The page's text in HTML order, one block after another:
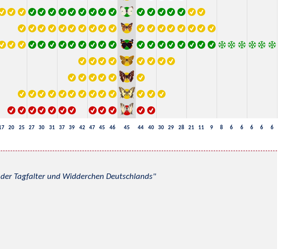
20 25 27 30 31 37 39 42 47 45 46 45 44 40 30 29 28 21 11 9 8 6 6 6 6 6
Tagfalter und Widderchen Deutschlands